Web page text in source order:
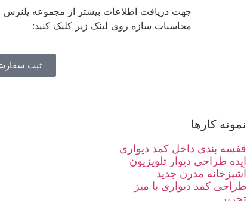
جهت دریافت اطلاعات بیشتر از مجموعه
محاسبات سازه روی لینک زیر کلیک کنید:
ثبت
نمونه کارها
قفسه بندی داخل کمد دیواری
ایده طراحی دیوار تلویزیون
آشپزخانه مدرن جدید
طراحی کمد دیواری با میز
تحریر